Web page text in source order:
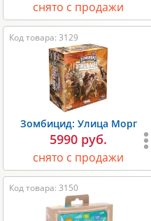
снято с продажи
Код товара: 3129
Зомбицид: Улица Морг
5990 руб.
снято с продажи
Код товара: 3150